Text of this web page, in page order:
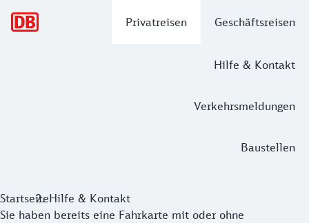
Privatreisen Geschäftsreisen
Hilfe & Kontakt
Verkehrsmeldungen
Baustellen
StartseiteHilfe & Kontakt
Sie haben bereits eine Fahrkarte mit oder ohne